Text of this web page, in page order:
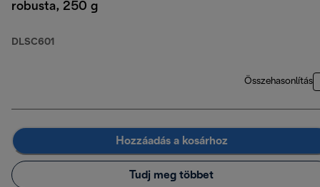
robusta, 250 g
DLSC601
Összehasonlítás
Hozzáadás a kosárhoz
Tudj meg többet